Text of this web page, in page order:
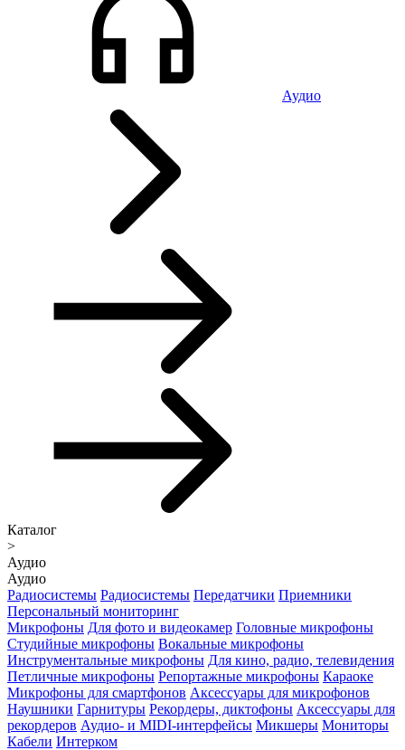
Аудио
Каталог
>
Аудио
Аудио
Радиосистемы Радиосистемы Передатчики Приемники
Персональный мониторинг
Микрофоны Для фото и видеокамер Головные микрофоны
Студийные микрофоны Вокальные микрофоны
Инструментальные микрофоны Для кино, радио, телевидения
Петличные микрофоны Репортажные микрофоны Караоке
Микрофоны для смартфонов Аксессуары для микрофонов
Наушники Гарнитуры Рекордеры, диктофоны Аксессуары для
рекордеров Аудио- и MIDI-интерфейсы Микшеры Мониторы
Кабели Интерком